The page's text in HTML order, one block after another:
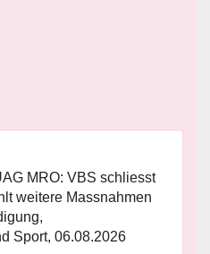
MRO: VBS schliesst
weitere Massnahmen
Sport, 06.08.2026